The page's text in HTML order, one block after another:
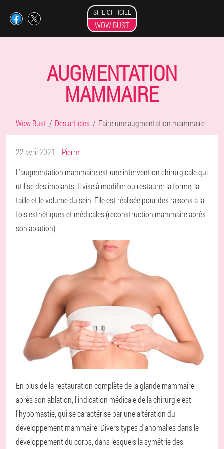
SITE OFFICIEL
WOW BUST
AUGMENTATION
MAMMAIRE
Wow Bust Des articles Faire une augmentation mammaire
22 avril 2021
Pierre
L'augmentation mammaire est une intervention chirurgicale qui
utilise des implants. Il vise à modifier ou restaurer la forme, la
taille et le volume du sein. Elle est réalisée pour des raisons à la
fois esthétiques et médicales (reconstruction mammaire après
son ablation).
En plus de la restauration complète de la glande mammaire
après son ablation, l'indication médicale de la chirurgie est
l'hypomastie, qui se caractérise par une altération du
développement mammaire. Divers types d'anomalies dans le
développement du corps, dans lesquels la symétrie des